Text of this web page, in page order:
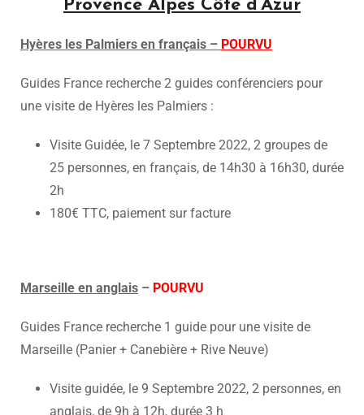
Provence Alpes Côte d’Azur
Hyères les Palmiers en français – POURVU
Guides France recherche 2 guides conférenciers pour
une visite de Hyères les Palmiers :
Visite Guidée, le 7 Septembre 2022, 2 groupes de
25 personnes, en français, de 14h30 à 16h30, durée
2h
180€ TTC, paiement sur facture
Marseille en anglais – POURVU
Guides France recherche 1 guide pour une visite de
Marseille (Panier + Canebière + Rive Neuve)
Visite guidée, le 9 Septembre 2022, 2 personnes, en
anglais, de 9h à 12h, durée 3 h